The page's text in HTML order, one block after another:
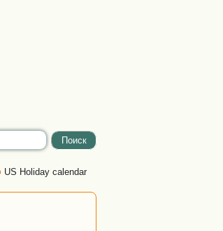
US Holiday calendar